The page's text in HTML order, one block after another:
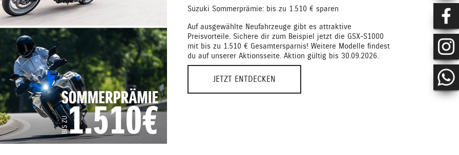
Suzuki Sommerprämie: bis zu 1.510 € sparen
Auf ausgewählte Neufahrzeuge gibt es attraktive
Preisvorteile. Sichere dir zum Beispiel jetzt die GSX-S1000
mit bis zu 1.510 € Gesamtersparnis! Weitere Modelle findest
du auf unserer Aktionsseite. Aktion gültig bis 30.09.2026.
JETZT ENTDECKEN